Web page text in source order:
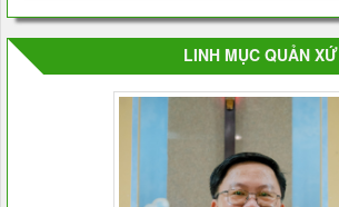
LINH MỤC QUẢN XỨ